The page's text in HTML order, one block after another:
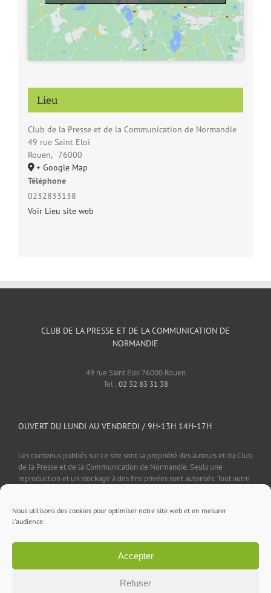
Nous utilisons des cookies pour optimiser notre site web et en mesurer
l'audience.
Accepter
Refuser
Lieu
Club de la Presse et de la Communication de Normandie
49 rue Saint Eloi
Rouen, 76000
+ Google Map
Téléphone
0232833138
Voir Lieu site web
CLUB DE LA PRESSE ET DE LA COMMUNICATION DE
NORMANDIE
49 rue Saint Eloi 76000 Rouen
Tel :02 32 83 31 38
OUVERT DU LUNDI AU VENDREDI / 9H-13H 14H-17H
Les contenus publiés sur ce site sont la propriété des auteurs et du Club
de la Presse et de la Communication de Normandie. Seuls une
reproduction et un stockage à des fins privées sont autorisés. Tout autre